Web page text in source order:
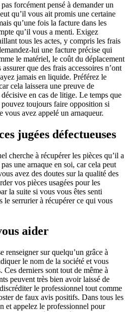
forcément pensé à demander un
qu’il vous ait promis une certaine
qu’une fois la facture dans les
qu’il vous a menti. Exigez
tous les actes, y compris les frais
lui une facture précise qui
le matériel, le coût du déplacement
que des frais accessoires n’ont
jamais en liquide. Préférez le
cela laissera une preuve de
en cas de litige. Le temps que
toujours faire opposition si
vous avez appelé un arnaqueur.
jugées défectueuses
cherche à récupérer les pièces qu’il a
une arnaque en soi, car cela peut
avez des doutes sur la qualité des
vos pièces usagées pour les
la suite si vous vous êtes senti
le serrurier à récupérer ce qui vous
aider
renseigner sur quelqu’un grâce à
le nom de la société et vous
Ces derniers sont tout de même à
peuvent très bien avoir laissé de
le professionnel tout comme
de faux avis positifs. Dans tous les
et appelez le professionnel pour